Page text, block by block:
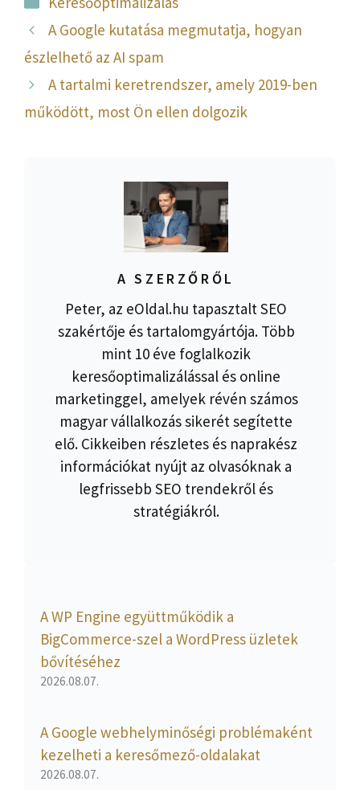
A Google kutatása megmutatja, hogyan
észlelhető az AI spam
A tartalmi keretrendszer, amely 2019-ben
működött, most Ön ellen dolgozik
A SZERZŐRŐL
Peter, az eOldal.hu tapasztalt SEO
szakértője és tartalomgyártója. Több
mint 10 éve foglalkozik
keresőoptimalizálással és online
marketinggel, amelyek révén számos
magyar vállalkozás sikerét segítette
elő. Cikkeiben részletes és naprakész
információkat nyújt az olvasóknak a
legfrissebb SEO trendekről és
stratégiákról.
A WP Engine együttműködik a
BigCommerce-szel a WordPress üzletek
bővítéséhez
2026.08.07.
A Google webhelyminőségi problémaként
kezelheti a keresőmező-oldalakat
2026.08.07.